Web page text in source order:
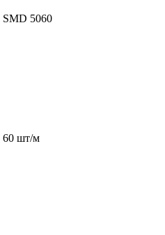
SMD 5060
60 шт/м